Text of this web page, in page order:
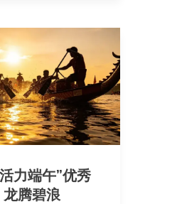
力端午”优秀
腾碧浪